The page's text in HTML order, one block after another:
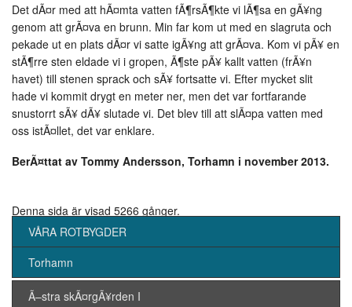
Det dÃ¤r med att hÃ¤mta vatten fÃ¶rsÃ¶kte vi lÃ¶sa en gÃ¥ng
genom att grÃ¤va en brunn. Min far kom ut med en slagruta och
pekade ut en plats dÃ¤r vi satte igÃ¥ng att grÃ¤va. Kom vi pÃ¥ en
stÃ¶rre sten eldade vi i gropen, Ã¶ste pÃ¥ kallt vatten (frÃ¥n
havet) till stenen sprack och sÃ¥ fortsatte vi. Efter mycket slit
hade vi kommit drygt en meter ner, men det var fortfarande
snustorrt sÃ¥ dÃ¥ slutade vi. Det blev till att slÃ¤pa vatten med
oss istÃ¤llet, det var enklare.
BerÃ¤ttat av Tommy Andersson, Torhamn i november 2013.
Denna sida är visad 5266 gånger.
VÅRA ROTBYGDER
Torhamn
Ã–stra skÃ¤rgÃ¥rden I